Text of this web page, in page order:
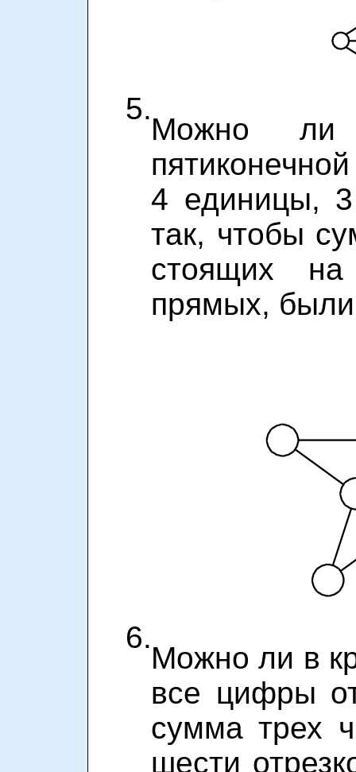
5.
Можно
4 единицы,
так, чтобы
стоящих
прямых,
6.
Можно ли в
все цифры
сумма трех
шести